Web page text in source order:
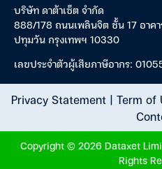
บริษัท ดาต้าเซ็ต จำกัด
888/178 ถนนเพลินจิต ชั้น 17 อาค
ปทุมวัน กรุงเทพฯ 10330
เลขประจำตัวผู้เสียภาษีอากร:
Privacy Statement| Term of
Copyright © 2026 Dataxet
Rights